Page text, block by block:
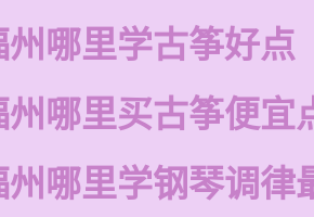
州哪里学古筝好点
州哪里买古筝便宜
州哪里学钢琴调律